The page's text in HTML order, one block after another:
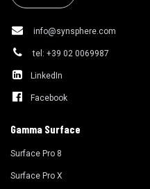
info@synsphere.com
tel: +39 02 0069987
LinkedIn
Facebook
Gamma Surface
Surface Pro 8
Surface Pro X